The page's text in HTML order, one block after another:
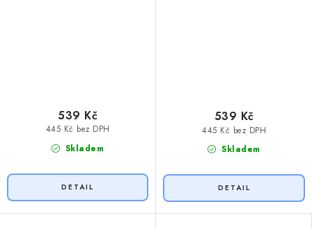
Skladem
445 Kč bez DPH
539 Kč
Skladem
445 Kč bez DPH
539 Kč